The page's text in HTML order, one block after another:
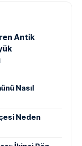
Antik
Nasıl
Neden